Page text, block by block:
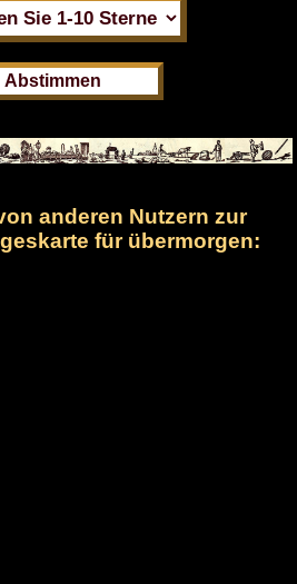
anderen Nutzern zur
für übermorgen: